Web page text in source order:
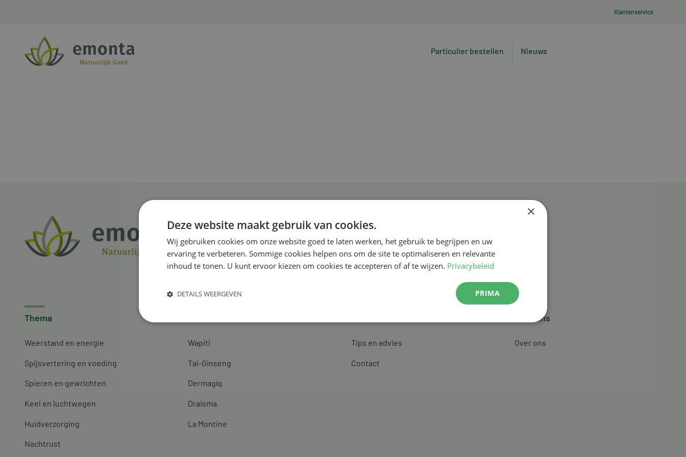
Klantenservice
Particulier bestellen Nieuws
Thema
Weerstand en energie
Spijsvertering en voeding
Spieren en gewrichten
Keel en luchtwegen
Huidverzorging
Nachtrust
Wapiti
Tai-Ginseng
Dermagíq
Draisma
La Montine
Tips en advies
Contact
Over ons
Over ons
×
Deze website maakt gebruik van cookies.
Wij gebruiken cookies om onze website goed te laten werken, het gebruik te begrijpen en uw
ervaring te verbeteren. Sommige cookies helpen ons om de site te optimaliseren en relevante
inhoud te tonen. U kunt ervoor kiezen om cookies te accepteren of af te wijzen. Privacybeleid
PRIMA
DETAILS WEERGEVEN